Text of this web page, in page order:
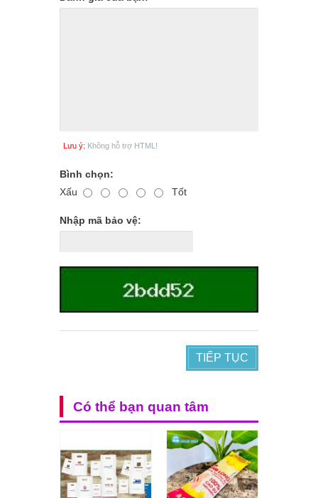
Lưu ý: Không hỗ trợ HTML!
Bình chọn:
Xấu
Tốt
Nhập mã bảo vệ:
TIẾP TỤC
Có thể bạn quan tâm